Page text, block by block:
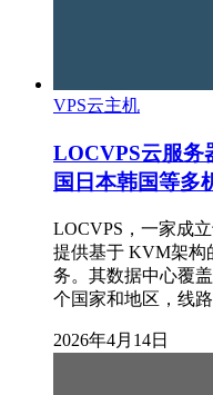
VPS云主机
LOCVPS云服务
国日本韩国等多
LOCVPS，一家成
提供基于 KVM架构
务。其数据中心覆
个国家和地区，线
2026年4月14日